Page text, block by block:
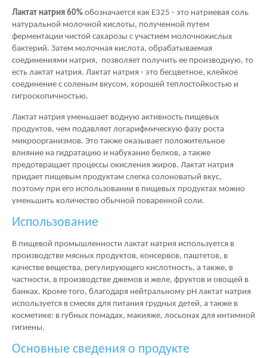
Лактат натрия 60% обозначается как E325 - это натриевая соль
натуральной молочной кислоты, полученной путем
ферментации чистой сахарозы с участием молочнокислых
бактерий. Затем молочная кислота, обрабатываемая
соединениями натрия, позволяет получить ее производную, то
есть лактат натрия. Лактат натрия - это бесцветное, клейкое
соединение с соленым вкусом, хорошей теплостойкостью и
гигроскопичностью.
Лактат натрия уменьшает водную активность пищевых
продуктов, чем подавляет логарифмическую фазу роста
микроорганизмов. Это также оказывает положительное
влияние на гидратацию и набухание белков, а также
предотвращает процессы окисления жиров. Лактат натрия
придает пищевым продуктам слегка солоноватый вкус,
поэтому при его использовании в пищевых продуктах можно
уменьшить количество обычной поваренной соли.
Использование
В пищевой промышленности лактат натрия используется в
производстве мясных продуктов, консервов, паштетов, в
качестве вещества, регулирующего кислотность, а также, в
частности, в производстве джемов и желе, фруктов и овощей в
банках. Кроме того, благодаря нейтральному рН лактат натрия
используется в смесях для питания грудных детей, а также в
косметике: в губных помадах, макияже, лосьонах для интимной
гигиены.
Основные сведения о продукте